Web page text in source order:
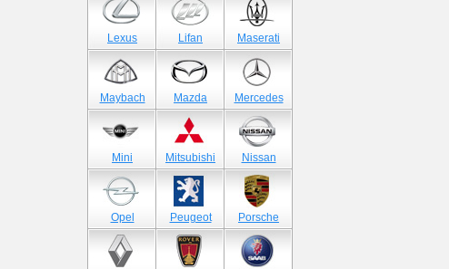
Lexus Lifan Maserati
Maybach Mazda Mercedes
Mini Mitsubishi Nissan
Opel Peugeot Porsche